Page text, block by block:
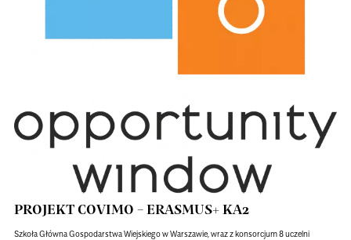
PROJEKT COVIMO – ERASMUS+ KA2
Szkoła Główna Gospodarstwa Wiejskiego w Warszawie, wraz z konsorcjum 8 uczelni